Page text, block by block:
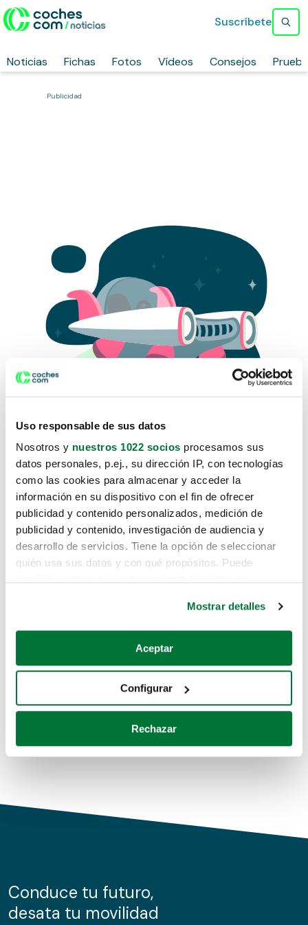
Uso responsable de sus datos
Nosotros y nuestros 1022 socios procesamos sus
datos personales, p.ej., su dirección IP, con tecnologías
como las cookies para almacenar y acceder la
información en su dispositivo con el fin de ofrecer
publicidad y contenido personalizados, medición de
publicidad y contenido, investigación de audiencia y
desarrollo de servicios. Tiene la opción de seleccionar
quién usa sus datos y con qué propósitos. Puede
Si lo permite, también quisiéramos:
Recopilar información sobre su ubicación geográfica
Identificar su dispositivo analizándolo activamente
para buscar características específicas (huellas
Obtenga más información sobre cómo se procesan sus
de cookies.
información sobre el uso que haga del sitio web con
nuestros partners de redes sociales, publicidad y análisis
Mostrar detalles
Aceptar
Configurar
Rechazar
Noticias Fichas Fotos Vídeos Consejos
Suscríbete
Publicidad
Lo sentimos, no sabemos como
te hemos traido hasta aquí.
Pero puedes encontrar el coche que estás
buscando en alguno de estos enlaces:
Coches de segunda mano
Coches de km0
Conduce tu futuro,
desata tu movilidad